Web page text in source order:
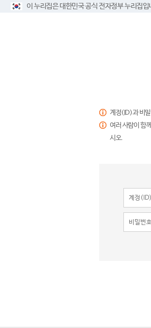
이 누리집은 대한민국 공식 전자정부 누리집입
계정(ID)과 비밀
여러 사람이 함
시오.